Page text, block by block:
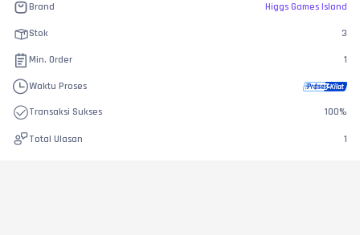
Brand Higgs Games Island
Stok 3
Min. Order 1
Waktu Proses
Transaksi Sukses 100%
Total Ulasan 1